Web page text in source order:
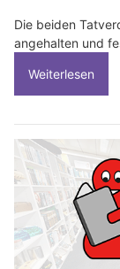
Die beiden
angehalten und
Weiterlesen